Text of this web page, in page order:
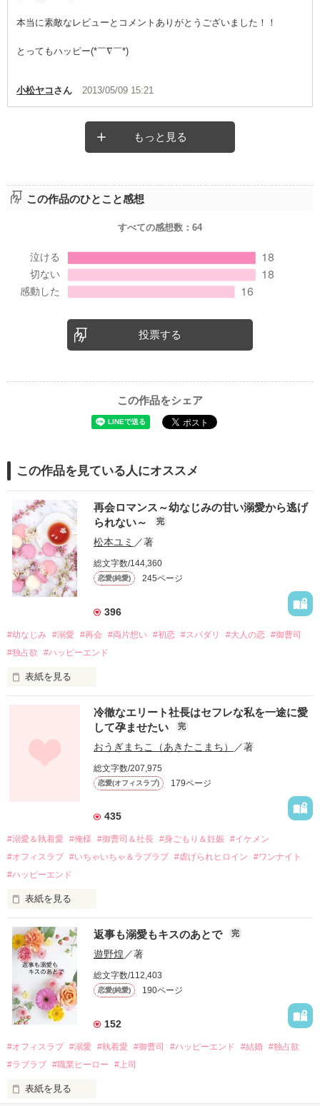
本当に素敵なレビューとコメントありがとうございました！！
とってもハッピー(*￣∇￣*)
小松ヤコ さん 2013/05/09 15:21
もっと見る
この作品のひとこと感想
すべての感想数： 64
投票する
この作品をシェア
この作品を見ている人にオススメ
再会ロマンス～幼なじみの甘い溺愛から逃げ
られない～
完
松本ユミ ／著
総文字数/144,360
恋愛(純愛) 245ページ
396
#幼なじみ #溺愛 #再会 #両片想い #初恋 #スパダリ #大人の恋 #御曹司
#独占欲
#ハッピーエンド
表紙を見る
幼なじみの哲平に淡い恋心を抱いていた美桜。
しかし、ある出来事をきっかけに二人の関係は壊れてしまう。
関係修復もできないまま、美桜は両親の離婚によって
引っ越すことになり、哲平とも離れ離れになった。
それから約十二年後。
過去の傷から、二度と会いたくないと思っていた哲平に
運命のような再会を果たす。
酔った勢いで一夜を共にしてしまった。
さらに、美桜が初めてだと知った哲平は
『責任をとる、結婚しよう』と真っ直ぐに告げてきた。
戸惑う美桜とは裏腹に、好きという気持ちを隠すことなく
甘やかしてくる。
そんなある日、哲平は美桜がストーカー被害に
遭っていることを知る。
美桜を守るため、哲平は同居を提案してきて――。
夏木美桜(なつきみお)
鳴海哲平 (なるみてっぺい)
冷徹なエリート社長はセフレな私を一途に愛
して孕ませたい
完
おうぎまちこ（あきたこまち） ／著
総文字数/207,975
恋愛(オフィスラブ) 179ページ
435
#溺愛＆執着愛 #俺様 #御曹司＆社長 #身ごもり＆妊娠 #イケメン
#オフィスラブ #いちゃいちゃ＆ラブラブ #虐げられヒロイン
#ワンナイト
#ハッピーエンド
表紙を見る
おかしな噂を流されて前の職場でうまくいかなかった梅田美
桜は、海外で傷心旅行をしていたところ、日本人美青年と出会
い、酒の勢いもあり一夜限りの関係となる。
帰国後、美桜は新しい職場でワンナイトした美青年と再会。
なんと彼の正体は、とある財閥御曹司にも関わらず、一族を離
れて起業した新進気鋭の実業家、社内でも冷徹だと評判な社長
――御影恭司その人だったのだ――！
なぜか恭司から飼い猫の世話係を命じられた美桜は、猫の世
の関係となってしまい――？
返事も溺愛もキスのあとで 完
遊野煌／著
総文字数/112,403
恋愛(純愛) 190ページ
152
#オフィスラブ #溺愛 #執着愛 #御曹司 #ハッピーエンド #結婚 #独占欲
#ラブラブ #職業ヒーロー #上司
表紙を見る